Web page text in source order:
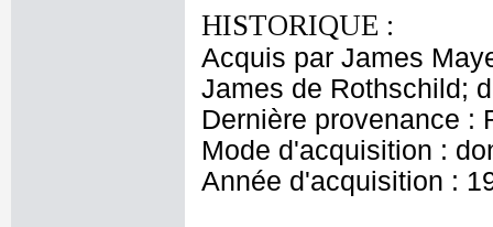
HISTORIQUE :
Acquis par James
James de Rothschild;
Dernière provenance :
Mode d'acquisition :
Année d'acquisition :